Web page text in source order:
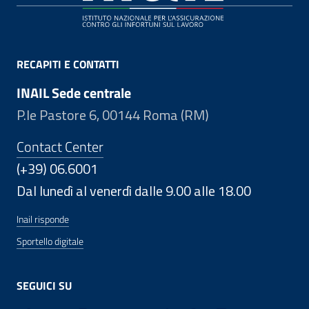
RECAPITI E CONTATTI
INAIL Sede centrale
P.le Pastore 6, 00144 Roma (RM)
Contact Center
(+39) 06.6001
Dal lunedì al venerdì dalle 9.00 alle 18.00
Inail risponde
Sportello digitale
SEGUICI SU